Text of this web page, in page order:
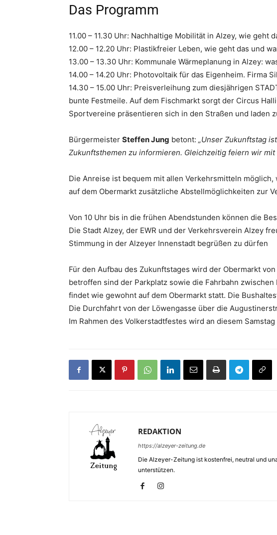
Das Programm
11.00 – 11.30 Uhr: Nachhaltige Mobilität in Alzey, wie geht
12.00 – 12.20 Uhr: Plastikfreier Leben, wie geht das und
13.00 – 13.30 Uhr: Kommunale Wärmeplanung in Alzey:
14.00 – 14.20 Uhr: Photovoltaik für das Eigenheim. Firma
14.30 – 15.00 Uhr: Preisverleihung zum diesjährigen
bunte Festmeile. Auf dem Fischmarkt sorgt der Circus
Sportvereine präsentieren sich in den Straßen und laden
Bürgermeister Steffen Jung betont: „Unser Zukunftstag
Zukunftsthemen zu informieren. Gleichzeitig feiern wir
Die Anreise ist bequem mit allen Verkehrsmitteln
auf dem Obermarkt zusätzliche Abstellmöglichkeiten zur
Von 10 Uhr bis in die frühen Abendstunden können die
Die Stadt Alzey, der EWR und der Verkehrsverein Alzey
Stimmung in der Alzeyer Innenstadt begrüßen zu dürfen
Für den Aufbau des Zukunftstages wird der Obermarkt
betroffen sind der Parkplatz sowie die Fahrbahn
findet wie gewohnt auf dem Obermarkt statt. Die
Die Durchfahrt von der Löwengasse über die
Im Rahmen des Volkerstadtfestes wird an diesem
REDAKTION
https://alzeyer-zeitung.de
Die Alzeyer-Zeitung ist kostenfrei, neutral und
unterstützen.